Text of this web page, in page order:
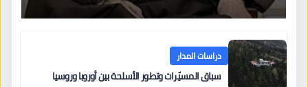
دراسات المدار
سباق المسيّرات وتطور الأسلحة بين أوروبا وروسيا